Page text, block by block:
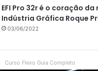
EFI Pro 32r é o coração da
Indústria Gráfica Roque
03/06/2022
Curso Flexo Guia Completo